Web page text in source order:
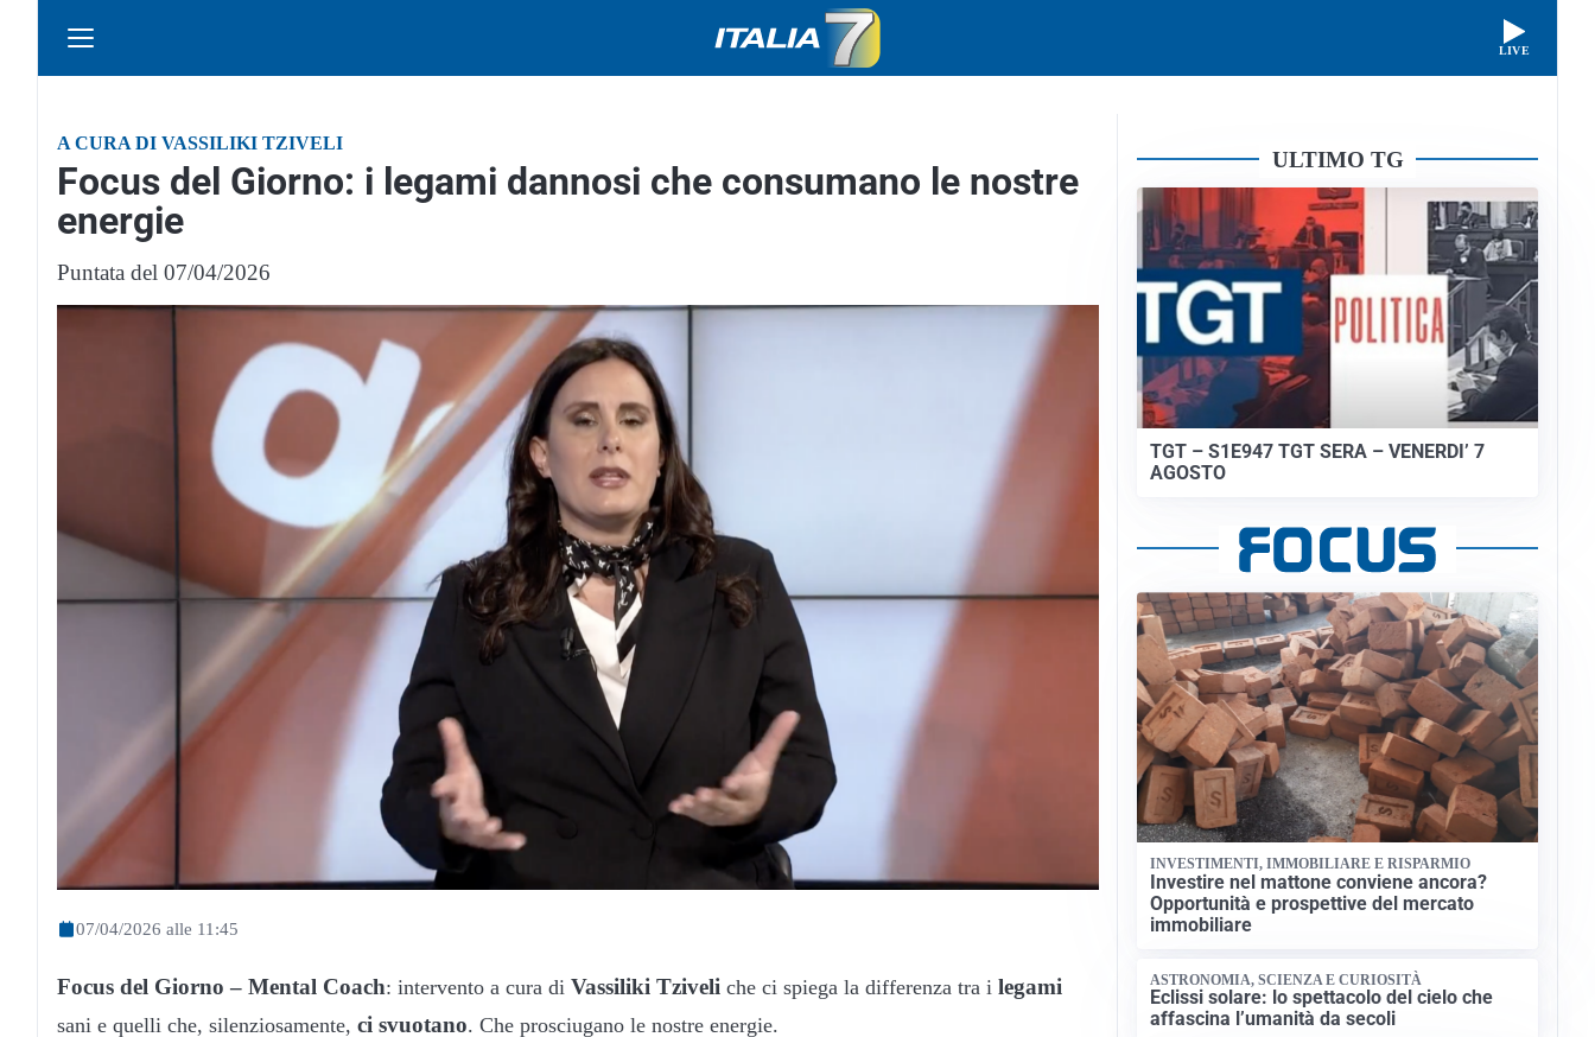
LIVE
A CURA DI VASSILIKI TZIVELI
Focus del Giorno: i legami dannosi che consumano le nostre
energie
Puntata del 07/04/2026
07/04/2026 alle 11:45
Focus del Giorno – Mental Coach: intervento a cura di Vassiliki Tziveli che ci spiega la differenza tra i legami
sani e quelli che, silenziosamente, ci svuotano. Che prosciugano le nostre energie.
ULTIMO TG
TGT – S1E947 TGT SERA – VENERDI’ 7
AGOSTO
INVESTIMENTI, IMMOBILIARE E RISPARMIO
Investire nel mattone conviene ancora?
Opportunità e prospettive del mercato
immobiliare
ASTRONOMIA, SCIENZA E CURIOSITÀ
Eclissi solare: lo spettacolo del cielo che
affascina l’umanità da secoli